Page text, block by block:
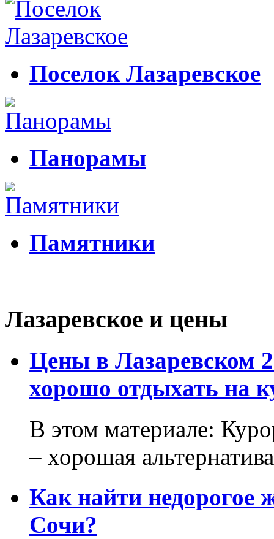
Поселок Лазаревское
Панорамы
Памятники
Лазаревское и цены
Цены в Лазаревском
хорошо отдыхать на
В этом материале:
– хорошая
Как найти недорогое
Сочи?